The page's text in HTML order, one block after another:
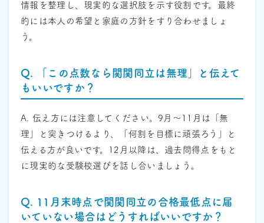
情報を整理し、現実的な選択肢を示す役割です。最終
的には本人の希望と家庭の方針をすり合わせましょ
う。
Q. 「この点数なら関関同立は無理」と伝えて
もいいですか？
A. 伝え方には注意してください。9月〜11月は「無
理」と突きつけるより、「何割を目標に頑張ろう」と
伝える方が良いです。12月以降は、過去問得点をもと
に現実的な受験校選びを話し合いましょう。
Q. 11月末時点で関関同立の合格最低点に届
いていない場合はどうすればいいですか？